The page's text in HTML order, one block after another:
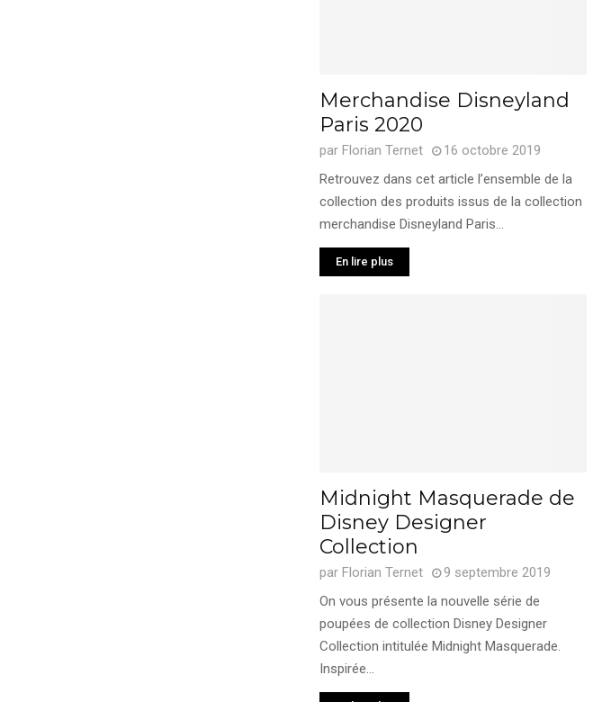
Merchandise Disneyland
Paris 2020
par Florian Ternet
16 octobre 2019
Retrouvez dans cet article l’ensemble de la
collection des produits issus de la collection
merchandise Disneyland Paris...
En lire plus
Midnight Masquerade de
Disney Designer
Collection
par Florian Ternet
9 septembre 2019
On vous présente la nouvelle série de
poupées de collection Disney Designer
Collection intitulée Midnight Masquerade.
Inspirée...